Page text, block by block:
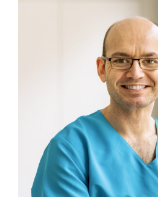
SERVICIOS
INSTALACIONES
CONTACTO
TRABAJA CON